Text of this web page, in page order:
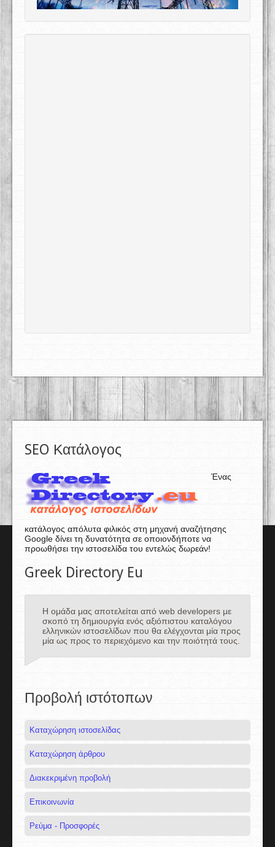
SEO Κατάλογος
Ένας
κατάλογος απόλυτα φιλικός στη μηχανή αναζήτησης
Google δίνει τη δυνατότητα σε οποιονδήποτε να
προωθήσει την ιστοσελίδα του εντελώς δωρεάν!
Greek Directory Eu
Η ομάδα μας αποτελείται από web developers με
σκοπό τη δημιουργία ενός αξιόπιστου καταλόγου
ελληνικών ιστοσελίδων που θα ελέγχονται μία προς
μία ως προς το περιεχόμενο και την ποιότητά τους.
Προβολή ιστότοπων
Καταχώρηση ιστοσελίδας
Καταχώρηση άρθρου
Διακεκριμένη προβολή
Επικοινωνία
Ρεύμα - Προσφορές